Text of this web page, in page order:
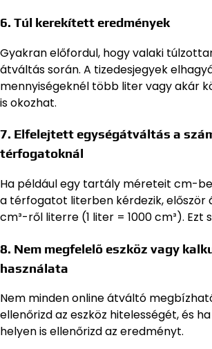
6. Túl kerekített eredmények
Gyakran előfordul, hogy valaki
átváltás során. A tizedesjegyek
mennyiségeknél több liter vagy akár
is okozhat.
7. Elfelejtett egységátváltás a
térfogatoknál
Ha például egy tartály méreteit cm-
a térfogatot literben kérdezik, először
cm³-ről literre (1 liter = 1000 cm³). Ezt
8. Nem megfelelő eszköz vagy
használata
Nem minden online átváltó
ellenőrizd az eszköz hitelességét, és
helyen is ellenőrizd az eredményt.